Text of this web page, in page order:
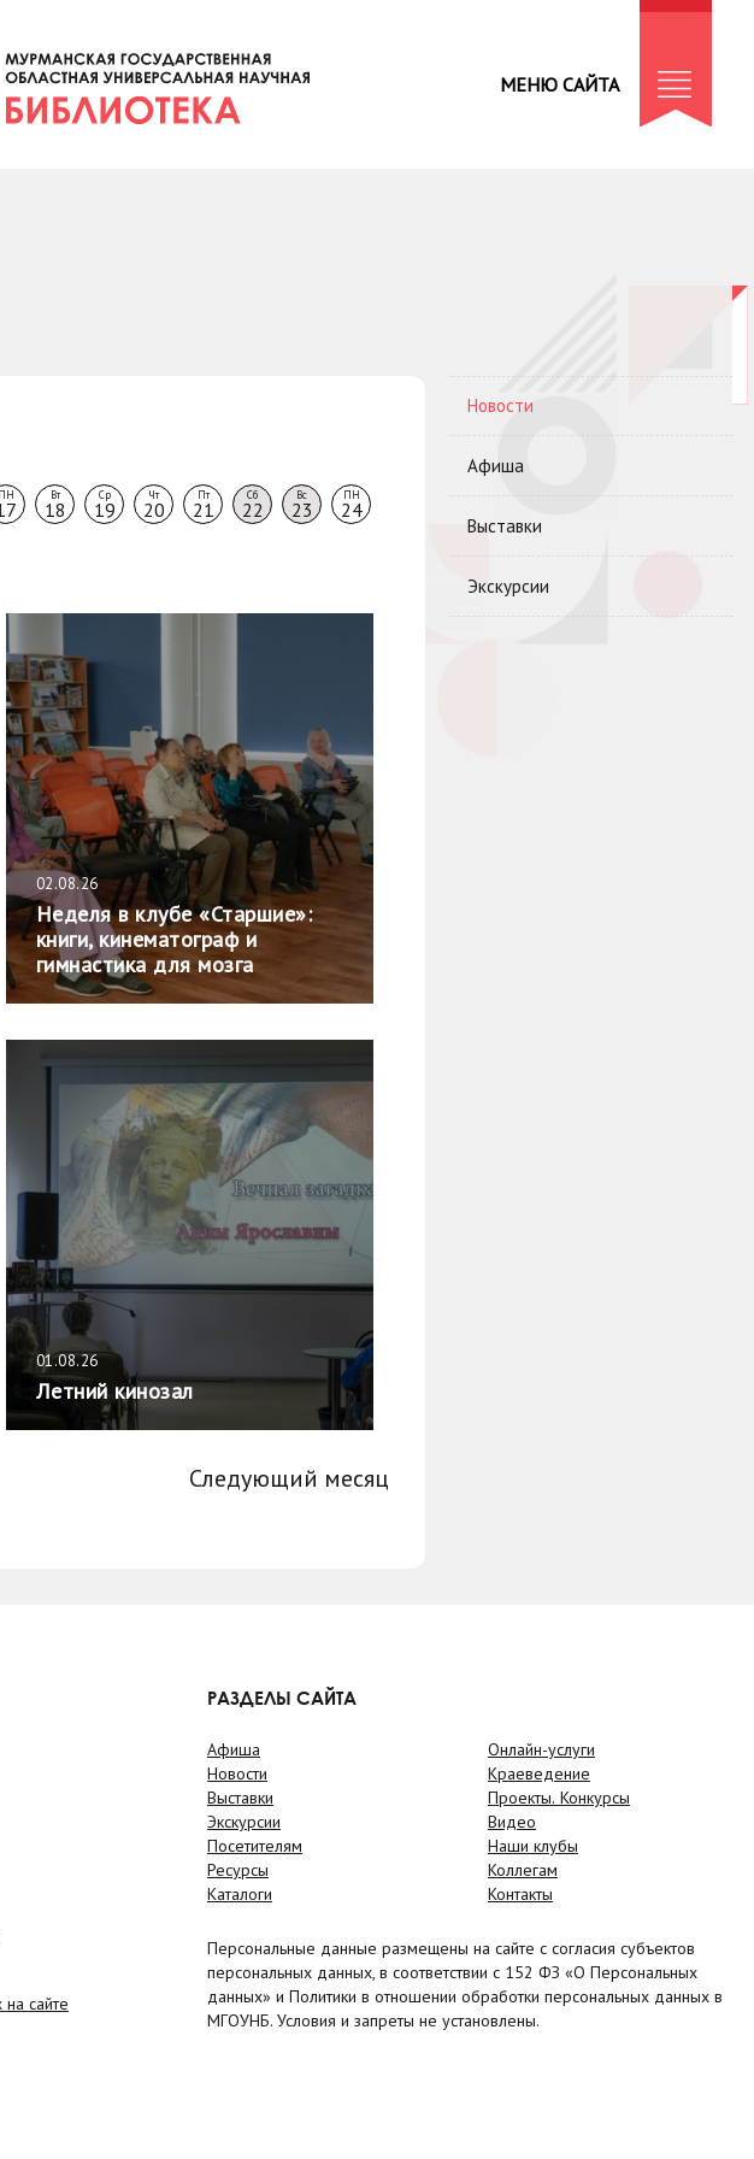
МЕНЮ САЙТА
ПН Вт
18
Ср
19
Чт
20
Пт
21
Сб
22
Вс
23
ПН
24
02.08.26
Неделя в клубе «Старшие»:
книги, кинематограф и
гимнастика для мозга
01.08.26
Летний кинозал
Следующий месяц
Новости
Афиша
Выставки
Экскурсии
сайте
РАЗДЕЛЫ САЙТА
Афиша
Новости
Выставки
Экскурсии
Посетителям
Ресурсы
Каталоги
Онлайн-услуги
Краеведение
Проекты. Конкурсы
Видео
Наши клубы
Коллегам
Контакты
Персональные данные размещены на сайте с согласия субъектов
персональных данных, в соответствии с 152 ФЗ «О Персональных
данных» и Политики в отношении обработки персональных данных в
МГОУНБ. Условия и запреты не установлены.